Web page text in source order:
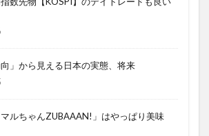
向」から見える日本の実態、将来
ルちゃんZUBAAAN!」はやっぱり美味